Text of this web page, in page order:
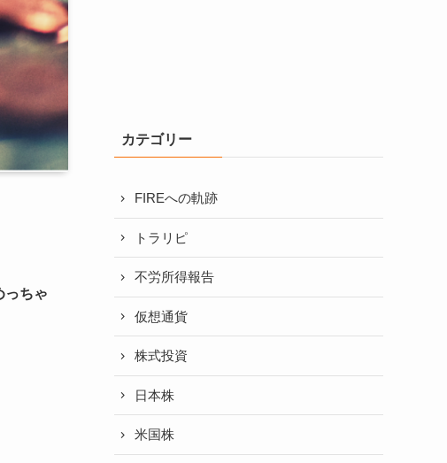
っちゃ
カテゴリー
FIREへの軌跡
トラリピ
不労所得報告
仮想通貨
株式投資
日本株
米国株